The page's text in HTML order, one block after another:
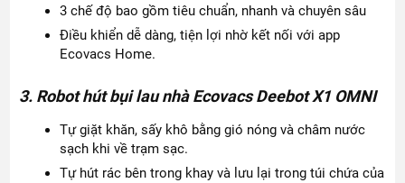
3 chế độ bao gồm tiêu chuẩn, nhanh và chuyên sâu
Điều khiển dễ dàng, tiện lợi nhờ kết nối với app
Ecovacs Home.
3. Robot hút bụi lau nhà Ecovacs Deebot X1 OMNI
Tự giặt khăn, sấy khô bằng gió nóng và châm nước
sạch khi về trạm sạc.
Tự hút rác bên trong khay và lưu lại trong túi chứa của